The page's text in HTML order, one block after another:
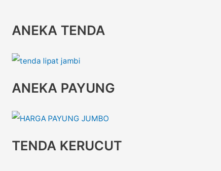
ANEKA TENDA
ANEKA PAYUNG
TENDA KERUCUT